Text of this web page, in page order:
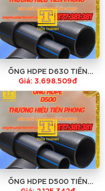
ỐNG HDPE D630 TIỀN
PHONG -GIÁ TẠI NHÀ MÁY -
HỔ TRỢ VẬN CHUYỂN TOÀN
QUỐC
Giá: 3.698.509đ
ỐNG HDPE D500 TIỀN
PHONG -GIÁ TẠI NHÀ MÁY -